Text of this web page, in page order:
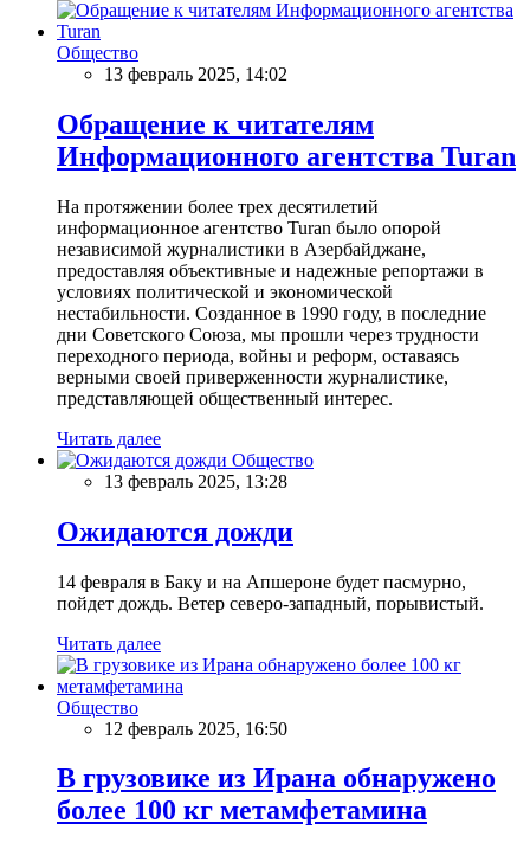
Общество
13 февраль 2025, 14:02
Обращение к читателям
Информационного агентства Turan
На протяжении более трех десятилетий
информационное агентство Turan было опорой
независимой журналистики в Азербайджане,
предоставляя объективные и надежные репортажи в
условиях политической и экономической
нестабильности. Созданное в 1990 году, в последние
дни Советского Союза, мы прошли через трудности
переходного периода, войны и реформ, оставаясь
верными своей приверженности журналистике,
представляющей общественный интерес.
Читать далее
Общество
13 февраль 2025, 13:28
Ожидаются дожди
14 февраля в Баку и на Апшероне будет пасмурно,
пойдет дождь. Ветер северо-западный, порывистый.
Читать далее
Общество
12 февраль 2025, 16:50
В грузовике из Ирана обнаружено
более 100 кг метамфетамина